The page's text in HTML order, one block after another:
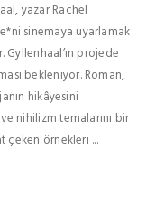
yazar Rachel
sinemaya uyarlamak
projede
bekleniyor. Roman,
hikâyesini
nihilizm temalarını bir
çeken örnekleri ...